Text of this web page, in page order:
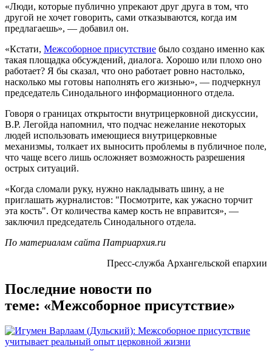
«Люди, которые публично упрекают друг друга в том, что
другой не хочет говорить, сами отказываются, когда им
предлагаешь», — добавил он.
«Кстати, Межсоборное присутствие было создано именно как
такая площадка обсуждений, диалога. Хорошо или плохо оно
работает? Я бы сказал, что оно работает ровно настолько,
насколько мы готовы наполнять его жизнью», — подчеркнул
председатель Синодального информационного отдела.
Говоря о границах открытости внутрицерковной дискуссии,
В.Р. Легойда напомнил, что подчас нежелание некоторых
людей использовать имеющиеся внутрицерковные
механизмы, толкает их выносить проблемы в публичное поле,
что чаще всего лишь осложняет возможность разрешения
острых ситуаций.
«Когда сломали руку, нужно накладывать шину, а не
приглашать журналистов: "Посмотрите, как ужасно торчит
эта кость". От количества камер кость не вправится», —
заключил председатель Синодального отдела.
По материалам сайта Патриархия.ru
Пресс-служба Архангельской епархии
Последние новости по
теме: «Межсоборное присутствие»